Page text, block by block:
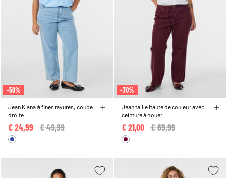
-50%
Jean Kiana à fines rayures, coupe
droite
Price reduced from
€ 49,99
€ 24,99
-70%
Jean taille haute de couleur avec
ceinture à nouer
Price reduced from
€ 69,99
€ 21,00